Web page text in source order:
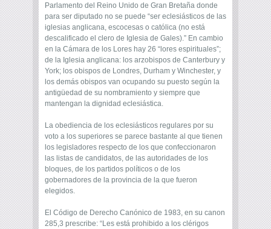
Parlamento del Reino Unido de Gran Bretaña donde
para ser diputado no se puede “ser eclesiásticos de las
iglesias anglicana, escocesas o católica (no está
descalificado el clero de Iglesia de Gales).” En cambio
en la Cámara de los Lores hay 26 “lores espirituales”;
de la Iglesia anglicana: los arzobispos de Canterbury y
York; los obispos de Londres, Durham y Winchester, y
los demás obispos van ocupando su puesto según la
antigüedad de su nombramiento y siempre que
mantengan la dignidad eclesiástica.
La obediencia de los eclesiásticos regulares por su
voto a los superiores se parece bastante al que tienen
los legisladores respecto de los que confeccionaron
las listas de candidatos, de las autoridades de los
bloques, de los partidos políticos o de los
gobernadores de la provincia de la que fueron
elegidos.
El Código de Derecho Canónico de 1983, en su canon
285,3 prescribe: “Les está prohibido a los clérigos